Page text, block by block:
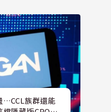
Mute
…CCL族群還能